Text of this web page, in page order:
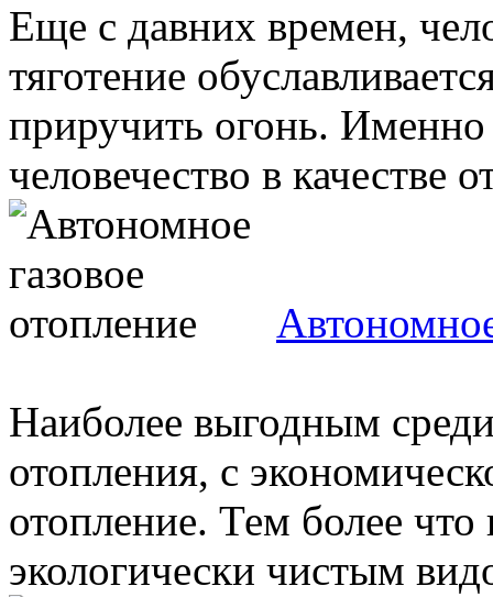
Еще с давних времен,
тяготение
приручить огонь.
человечество в качестве
Наиболее выгодным
отопления, с
отопление. Тем более что
экологически чистым